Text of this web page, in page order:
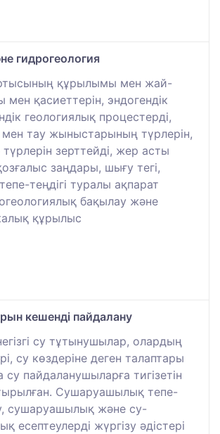
гидрогеология
құрылымы мен жай-
мен қасиеттерін, эндогендік
геологиялық процестерді,
тау жыныстарының түрлерін,
зерттейді, жер асты
заңдары, шығу тегі,
теңдігі туралы ақпарат
бақылау және
құрылыс
кешенді пайдалану
су тұтынушылар, олардың
су көздеріне деген талаптары
су пайдаланушыларға тигізетін
Сушаруашылық тепе-
сушаруашылық және су-
есептеулерді жүргізу әдістері